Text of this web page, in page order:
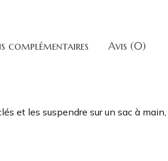
complémentaires Avis (0)
et les suspendre sur un sac à